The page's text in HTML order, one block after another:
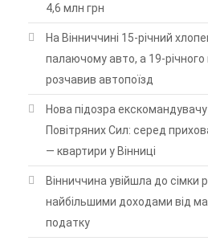
4,6 млн грн
На Вінниччині 15-річний
палаючому авто, а 19-річного
розчавив автопоїзд
Нова підозра екскомандувачу
Повітряних Сил: серед
— квартири у Вінниці
Вінниччина увійшла до сімки
найбільшими доходами від
податку